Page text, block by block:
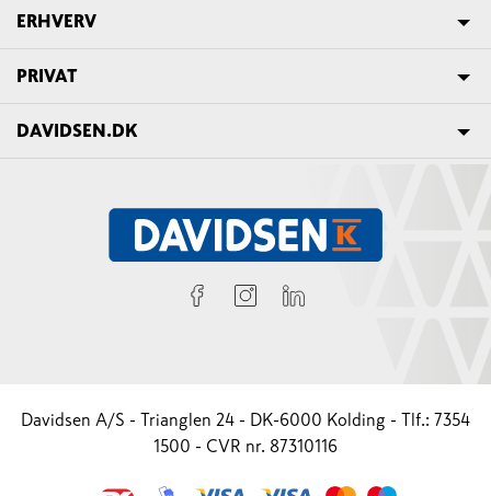
ERHVERV
PRIVAT
DAVIDSEN.DK
Davidsen A/S - Trianglen 24 - DK-6000 Kolding - Tlf.: 7354
1500 - CVR nr. 87310116